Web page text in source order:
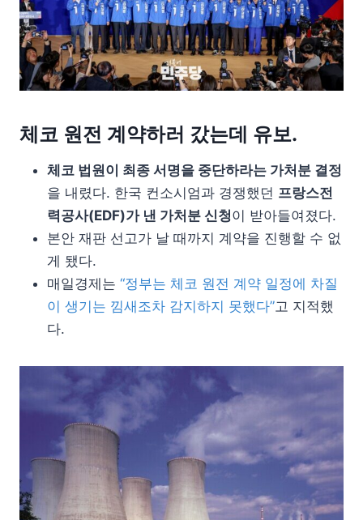
체코 원전 계약하러 갔는데 유보.
체코 법원이 최종 서명을 중단하라는 가처분 결정
을 내렸다. 한국 컨소시엄과 경쟁했던 프랑스전
력공사(EDF)가 낸 가처분 신청이 받아들여졌다.
본안 재판 선고가 날 때까지 계약을 진행할 수 없
게 됐다.
매일경제는 “정부는 체코 원전 계약 일정에 차질
이 생기는 낌새조차 감지하지 못했다”고 지적했
다.